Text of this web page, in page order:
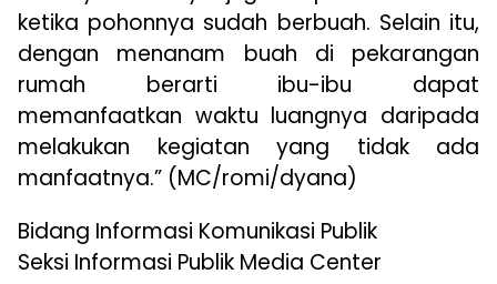
ketika pohonnya sudah berbuah. Selain itu,
dengan menanam buah di pekarangan
rumah berarti ibu-ibu dapat
memanfaatkan waktu luangnya daripada
melakukan kegiatan yang tidak ada
manfaatnya.” (MC/romi/dyana)
Bidang Informasi Komunikasi Publik
Seksi Informasi Publik Media Center